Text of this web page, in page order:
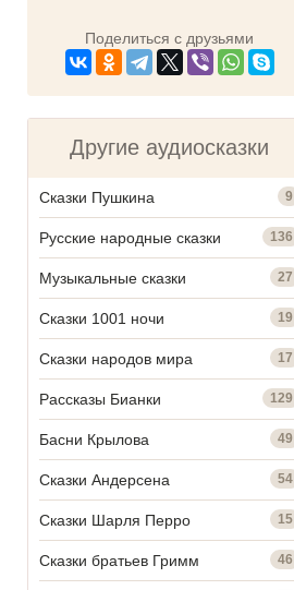
23
мин
Поделиться с друзьями
Другие аудиосказки
Сказки Пушкина 9
Русские народные сказки 136
Музыкальные сказки 27
Сказки 1001 ночи 19
Сказки народов мира 17
Рассказы Бианки 129
Басни Крылова 49
Сказки Андерсена 54
Сказки Шарля Перро 15
Сказки братьев Гримм 46